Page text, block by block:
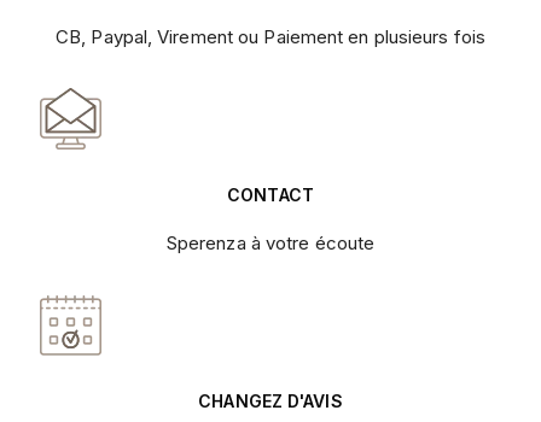
CB, Paypal, Virement ou Paiement en plusieurs fois
CONTACT
Sperenza à votre écoute
CHANGEZ D'AVIS